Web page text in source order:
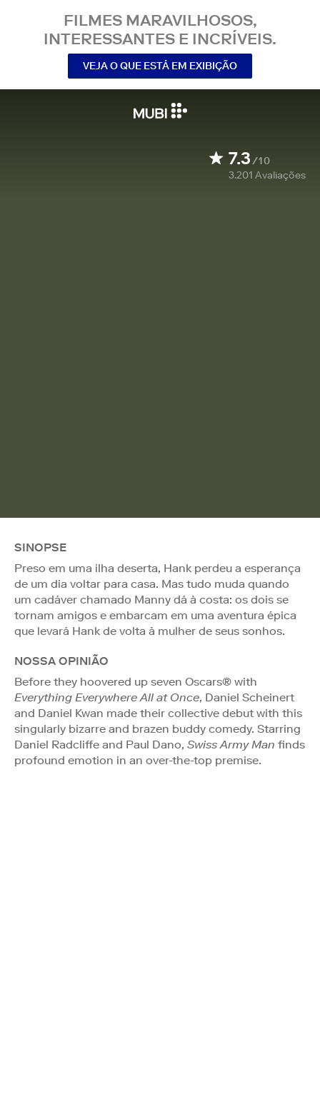
FILMES MARAVILHOSOS,
INTERESSANTES E INCRÍVEIS.
VEJA O QUE ESTÁ EM EXIBIÇÃO
7.3/10
3.201 Avaliações
SINOPSE
Preso em uma ilha deserta, Hank perdeu a esperança
de um dia voltar para casa. Mas tudo muda quando
um cadáver chamado Manny dá à costa: os dois se
tornam amigos e embarcam em uma aventura épica
que levará Hank de volta à mulher de seus sonhos.
NOSSA OPINIÃO
Before they hoovered up seven Oscars® with
Everything Everywhere All at Once, Daniel Scheinert
and Daniel Kwan made their collective debut with this
singularly bizarre and brazen buddy comedy. Starring
Daniel Radcliffe and Paul Dano, Swiss Army Man finds
profound emotion in an over-the-top premise.